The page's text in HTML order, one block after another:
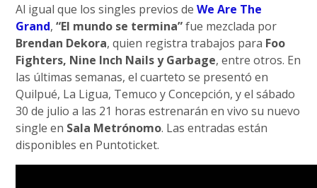
Al igual que los singles previos deWe Are The
Grand,“El mundo se termina”fue mezclada por
Brendan Dekora, quien registra trabajos para Foo
Fighters, Nine Inch Nails y Garbage, entre otros. En
las últimas semanas, el cuarteto se presentó en
Quilpué, La Ligua, Temuco y Concepción, y el sábado
30 de julio a las 21 horas estrenarán en vivo su nuevo
single en Sala Metrónomo. Las entradas están
disponibles en Puntoticket.